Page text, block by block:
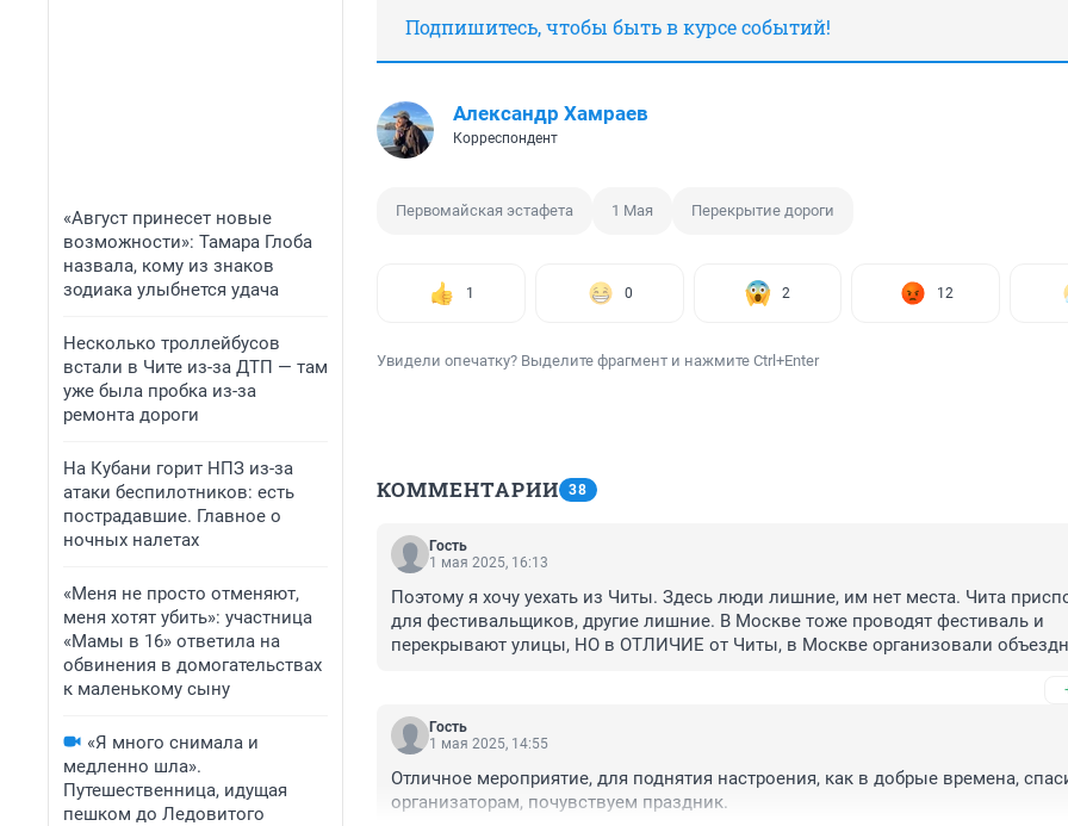
«Август принесет новые
возможности»: Тамара Глоба
назвала, кому из знаков
зодиака улыбнется удача
Несколько троллейбусов
встали в Чите из-за ДТП — там
уже была пробка из-за
ремонта дороги
На Кубани горит НПЗ из-за
атаки беспилотников: есть
пострадавшие. Главное о
ночных налетах
«Меня не просто отменяют,
меня хотят убить»: участница
«Мамы в 16» ответила на
обвинения в домогательствах
к маленькому сыну
«Я много снимала и
медленно шла».
Путешественница, идущая
пешком до Ледовитого
Подпишитесь, чтобы быть в курсе событий!
Александр Хамраев
Корреспондент
Первомайская эстафета 1 Мая Перекрытие дороги
1 0 2 12
Увидели опечатку? Выделите фрагмент и нажмите Ctrl+Enter
КОММЕНТАРИИ 38
Гость
1 мая 2025, 16:13
Поэтому я хочу уехать из Читы. Здесь люди лишние, им нет места. Чита
для фестивальщиков, другие лишние. В Москве тоже проводят фестиваль и
перекрывают улицы, НО в ОТЛИЧИЕ от Читы, в Москве организовали
выпустили красочные плакаты в ОТЛИЧИЕ от Читы не с перекрытыми
схемами объезда. Почувствуй разницу менталитетов читинских чиновников и
московских. Нашим как до Луны пешком понять проблемы жителей. Никогда
Гость
1 мая 2025, 14:55
Отличное мероприятие, для поднятия настроения, как в добрые времена,
организаторам, почувствуем праздник.